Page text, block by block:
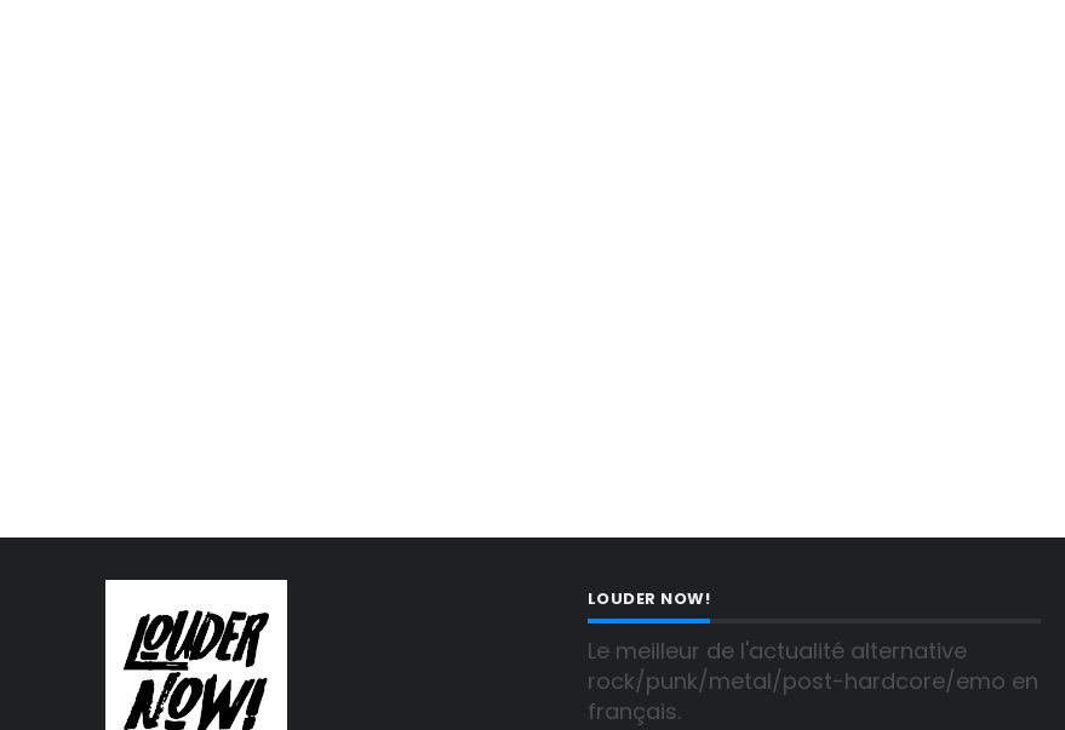
LOUDER NOW!
Le meilleur de l'actualité alternative
rock/punk/metal/post-hardcore/emo en
français.